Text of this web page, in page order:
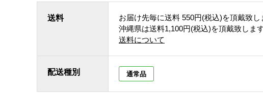
送料 お届け先毎に送料 550円(税込)を頂戴致し
沖縄県は送料1,100円(税込)を頂戴致します
送料について
配送種別 通常品